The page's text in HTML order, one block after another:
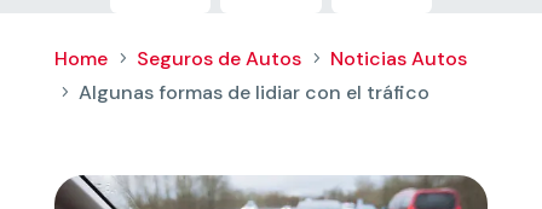
Home 5 Seguros de Autos 5 Noticias Autos
5 Algunas formas de lidiar con el tráfico